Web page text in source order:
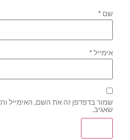
שם *
אימייל *
שמור בדפדפן זה את השם, האימייל
שאגיב.